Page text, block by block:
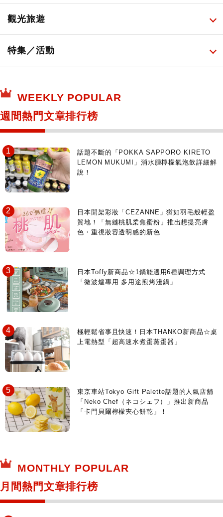
必吃的日式早餐
日本酒達人
免稅商店
百圓商店
日常用藥
所有
觀光旅遊
所有
特集／活動
東京百貨店～TOKYO Depart～
WEEKLY POPULAR
週間熱門文章排行榜
話題不斷的「POKKA SAPPORO KIRETO
LEMON MUKUMI」消水腫檸檬氣泡飲詳細解
說！
日本開架彩妝「CEZANNE」猶如羽毛般輕盈
質地！「無縫桃肌柔焦蜜粉」推出想提亮膚
色・重視妝容透明感的新色
日本Toffy新商品☆1鍋能適用6種調理方式
「微波爐專用 多用途煎烤淺鍋」
極輕鬆省事且快速！日本THANKO新商品☆桌
上電熱型「超高速水煮蛋蒸蛋器」
東京車站Tokyo Gift Palette話題的人氣店舖
「Neko Chef（ネコシェフ）」推出新商品
「卡門貝爾檸檬夾心餅乾」！
MONTHLY POPULAR
月間熱門文章排行榜